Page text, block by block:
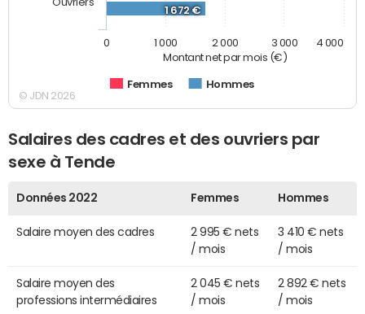
Montant net par mois (€)
1 672 €
Femmes Hommes
0 1 000 2 000 3 000 4 000
© JDN 2026
Salaires des cadres et des ouvriers par
sexe à Tende
Données 2022 Femmes Hommes
Salaire moyen des cadres
2 995 € nets
/ mois
3 410 € nets
/ mois
Salaire moyen des
professions intermédiaires
2 045 € nets
/ mois
2 892 € nets
/ mois